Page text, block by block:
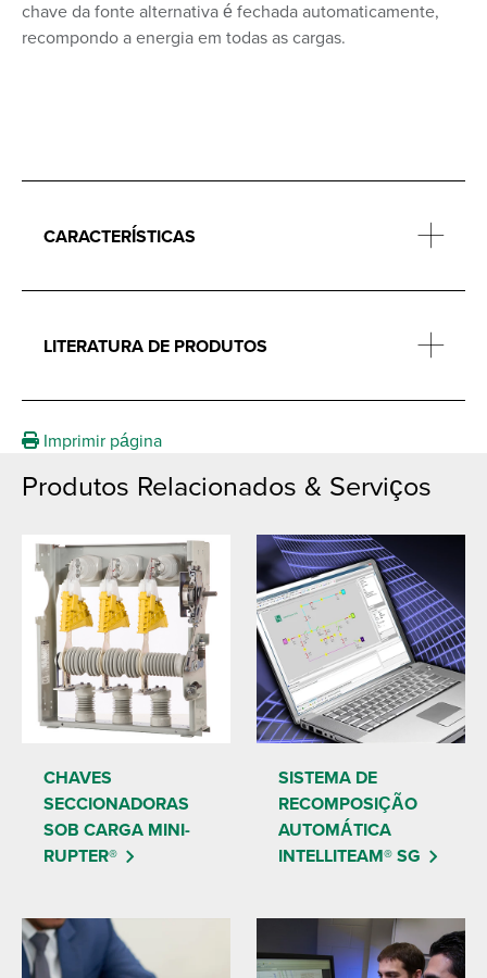
chave da fonte alternativa é fechada automaticamente,
recompondo a energia em todas as cargas.
CARACTERÍSTICAS
LITERATURA DE PRODUTOS
Imprimir página
Produtos Relacionados & Serviços
CHAVES
SECCIONADORAS
SOB CARGA MINI-
RUPTER®
SISTEMA DE
RECOMPOSIÇÃO
AUTOMÁTICA
INTELLITEAM® SG